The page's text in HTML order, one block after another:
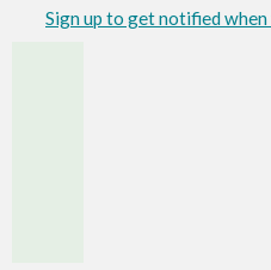
Sign up to get notified